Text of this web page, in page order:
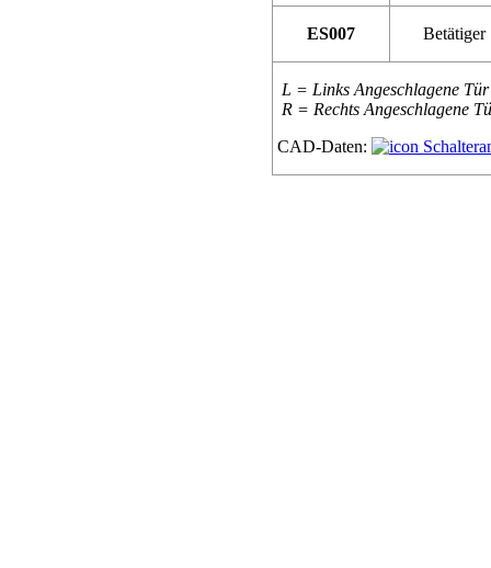
ES007 Betätiger
L = Links Angeschlagene Tür
R = Rechts Angeschlagene
CAD-Daten: